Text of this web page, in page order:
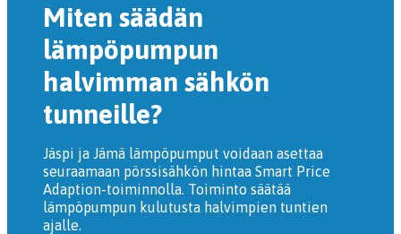
Miten säädän
lämpöpumpun
halvimman sähkön
tunneille?
Jäspi ja Jämä lämpöpumput voidaan asettaa
seuraamaan pörssisähkön hintaa Smart Price
Adaption-toiminnolla. Toiminto säätää
lämpöpumpun kulutusta halvimpien tuntien
ajalle.